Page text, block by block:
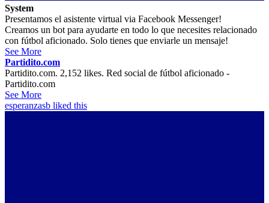
System
Presentamos el asistente virtual via Facebook Messenger!
Creamos un bot para ayudarte en todo lo que necesites relacionado
con fútbol aficionado. Solo tienes que enviarle un mensaje!
See More
Partidito.com
Partidito.com. 2,152 likes. Red social de fútbol aficionado -
Partidito.com
See More
esperanzasb liked this